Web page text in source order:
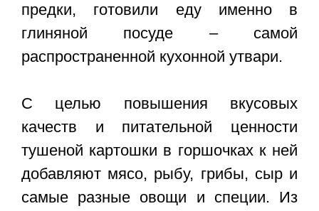
предки, готовили еду именно в
глиняной посуде – самой
распространенной кухонной утвари.
С целью повышения вкусовых
качеств и питательной ценности
тушеной картошки в горшочках к ней
добавляют мясо, рыбу, грибы, сыр и
самые разные овощи и специи. Из